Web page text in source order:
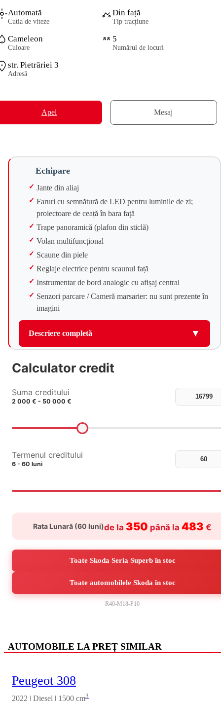
Automată
Cutia de viteze
Din față
Tip tracțiune
Cameleon
Culoare
5
Numărul de locuri
str. Pietrăriei 3
Adresă
Apel Mesaj
Echipare
Jante din aliaj
Faruri cu semnătură de LED pentru luminile de zi;
proiectoare de ceață în bara față
Trape panoramică (plafon din sticlă)
Volan multifuncțional
Scaune din piele
Reglaje electrice pentru scaunul față
Instrumentar de bord analogic cu afișaj central
Senzori parcare / Cameră marsarier: nu sunt prezente în
imagini
Descriere completă ▼
Calculator credit
Suma creditului
2 000 € - 50 000 €
Termenul creditului
6 - 60 luni
Rata Lunară (60 luni)de la 350 până la 483 €
Toate Skoda Seria Superb în stoc
Toate automobilele Skoda în stoc
R40-M18-P10
AUTOMOBILE LA PREȚ SIMILAR
Peugeot 308
2022 | Diesel | 1500 cm3